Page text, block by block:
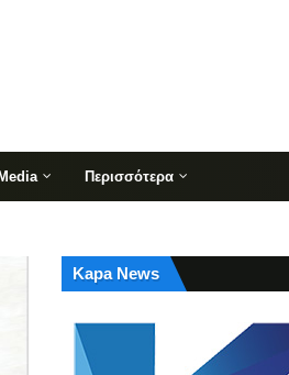
Περισσότερα
Kapa News